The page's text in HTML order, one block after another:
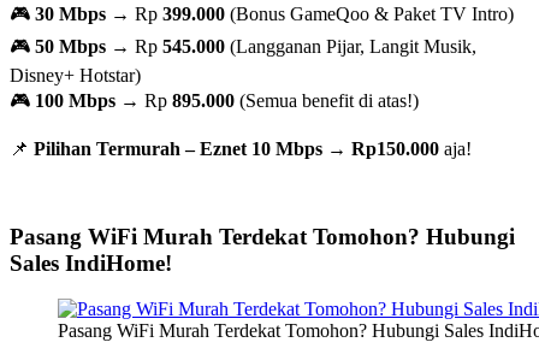
🎮 30 Mbps → Rp 399.000 (Bonus GameQoo & Paket TV Intro)
🎮 50 Mbps → Rp 545.000 (Langganan Pijar, Langit Musik,
Disney+ Hotstar)
🎮 100 Mbps → Rp 895.000 (Semua benefit di atas!)
📌 Pilihan Termurah – Eznet 10 Mbps → Rp150.000 aja!
Pasang WiFi Murah Terdekat Tomohon? Hubungi
Sales IndiHome!
Pasang WiFi Murah Terdekat Tomohon? Hubungi Sales